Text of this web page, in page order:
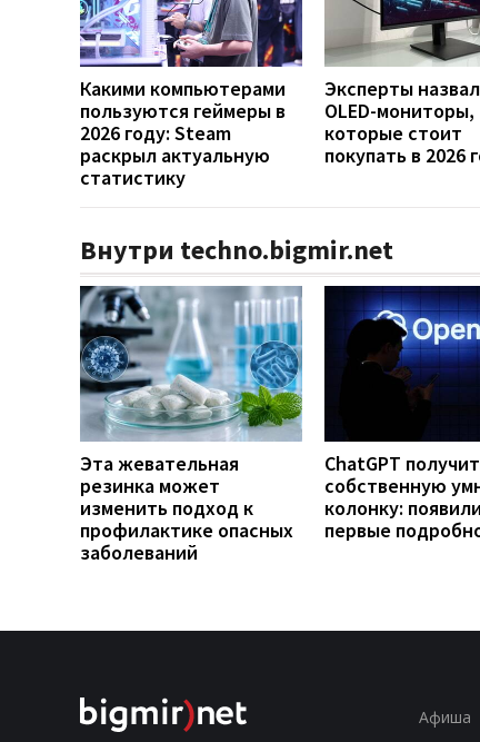
Какими компьютерами
пользуются геймеры в
2026 году: Steam
раскрыл актуальную
статистику
Эксперты
OLED-мониторы,
которые стоит
покупать в 2026
Внутри techno.bigmir.net
Эта жевательная
резинка может
изменить подход к
профилактике опасных
заболеваний
ChatGPT получит
собственную
колонку:
первые
Афиша